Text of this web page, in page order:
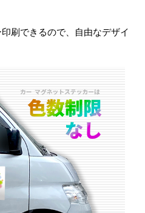
刷できるので、自由なデザイ